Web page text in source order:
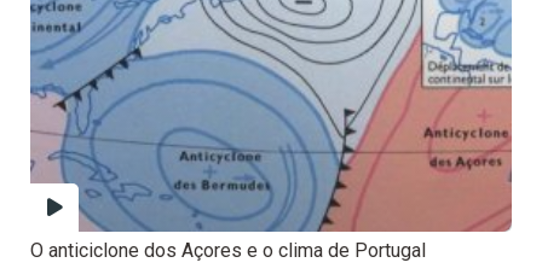
O anticiclone dos Açores e o clima de Portugal